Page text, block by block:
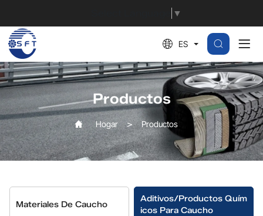
▼
ES
22）
Productos
Hogar Productos
Materiales De Caucho
Aditivos/productos Quím
Icos Para Caucho